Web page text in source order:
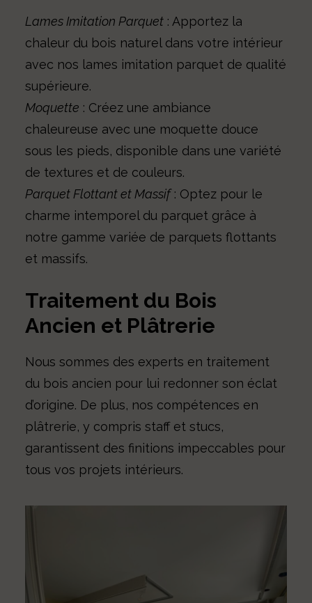
Lames Imitation Parquet : Apportez la
chaleur du bois naturel dans votre intérieur
avec nos lames imitation parquet de qualité
supérieure.
Moquette : Créez une ambiance
chaleureuse avec une moquette douce
sous les pieds, disponible dans une variété
de textures et de couleurs.
Parquet Flottant et Massif: Optez pour le
charme intemporel du parquet grâce à
notre gamme variée de parquets flottants
et massifs.
Traitement du Bois
Ancien et Plâtrerie
Nous sommes des experts en traitement
du bois ancien pour lui redonner son éclat
d’origine. De plus, nos compétences en
plâtrerie, y compris staff et stucs,
garantissent des finitions impeccables pour
tous vos projets intérieurs.